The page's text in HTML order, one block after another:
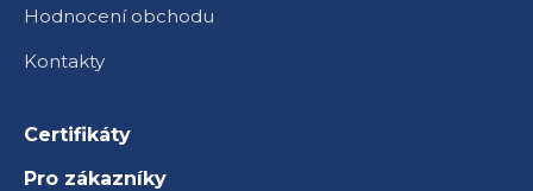
Hodnocení obchodu
Kontakty
Certifikáty
Pro zákazníky